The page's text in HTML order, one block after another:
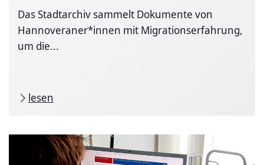
Das Stadtarchiv sammelt Dokumente von
Hannoveraner*innen mit Migrationserfahrung,
um die...
lesen